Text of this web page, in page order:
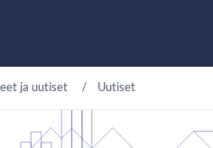
ja uutiset Uutiset